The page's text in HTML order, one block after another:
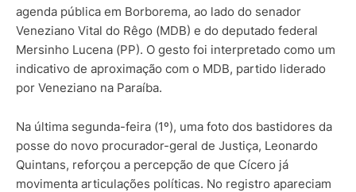
agenda pública em Borborema, ao lado do senador
Veneziano Vital do Rêgo (MDB) e do deputado federal
Mersinho Lucena (PP). O gesto foi interpretado como um
indicativo de aproximação com o MDB, partido liderado
por Veneziano na Paraíba.
Na última segunda-feira (1º), uma foto dos bastidores da
posse do novo procurador-geral de Justiça, Leonardo
Quintans, reforçou a percepção de que Cícero já
movimenta articulações políticas. No registro apareciam